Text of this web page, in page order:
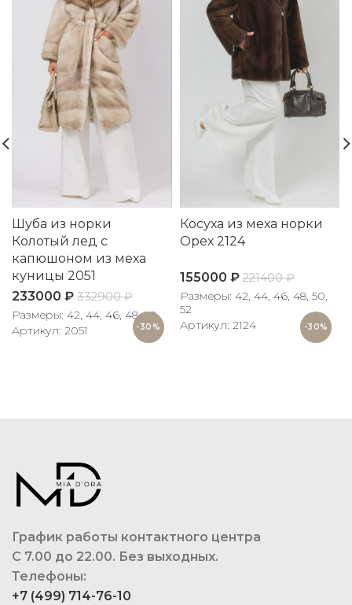
-30%
Шуба из норки
Колотый лед с
капюшоном из меха
куницы 2051
233000 ₽ 332900₽
Размеры: 42, 44, 46, 48, 50
Артикул: 2051
-30%
Косуха из меха норки
Орех 2124
155000 ₽ 221400₽
Размеры: 42, 44, 46, 48, 50,
52
Артикул: 2124
График работы контактного центра
С 7.00 до 22.00. Без выходных.
Телефоны:
+7 (499) 714-76-10